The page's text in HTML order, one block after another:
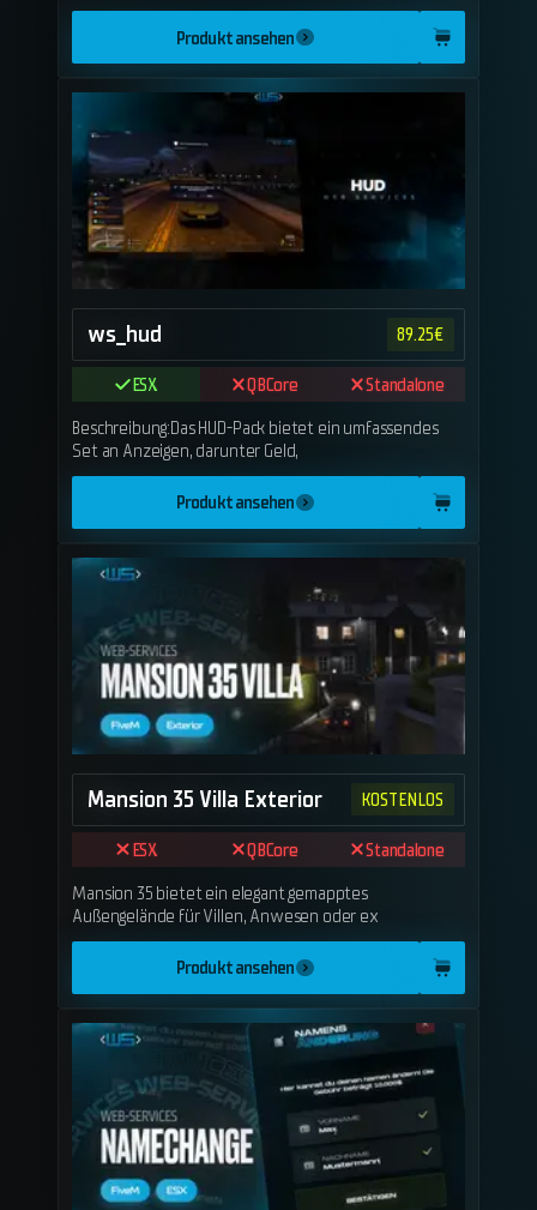
Produkt ansehen
ws_hud 89.25€
ESX QBCore
Standalone
Beschreibung:Das HUD-Pack bietet ein umfassendes
Set an Anzeigen, darunter Geld,
Produkt ansehen
Mansion 35 Villa Exterior KOSTENLOS
ESX QBCore
Standalone
Mansion 35 bietet ein elegant gemapptes
Außengelände für Villen, Anwesen oder ex
Produkt ansehen